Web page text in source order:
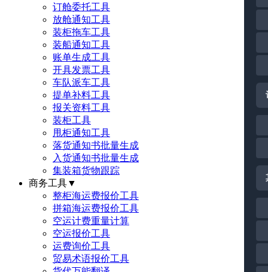
订舱委托工具
放舱通知工具
装柜拖车工具
装船通知工具
账单生成工具
开具发票工具
车队派车工具
提单补料工具
报关资料工具
装柜工具
甩柜通知工具
落货通知书批量生成
入货通知书批量生成
集装箱货物跟踪
商务工具▼
整柜海运费报价工具
拼箱海运费报价工具
空运计费重量计算
空运报价工具
运费询价工具
贸易术语报价工具